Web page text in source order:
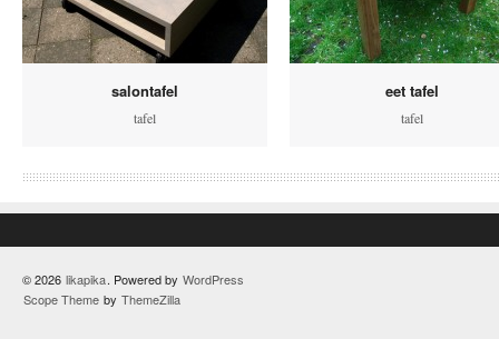
salontafel
tafel
eet tafel
tafel
© 2026 likapika. Powered by WordPress
Scope Theme by ThemeZilla